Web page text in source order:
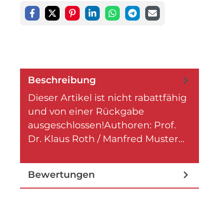
Beschreibung
Dieser Artikel ist nicht rabattfähig
und von einer Rückgabe
ausgeschlossen!Authoren: Prof.
Dr. Klaus Roth / Manfred Muster…
Bewertungen